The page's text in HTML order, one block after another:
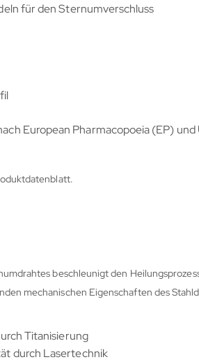
für den Sternumverschluss
European Pharmacopoeia (EP)
beschleunigt den
mechanischen Eigenschaften des
Titanisierung
durch Lasertechnik